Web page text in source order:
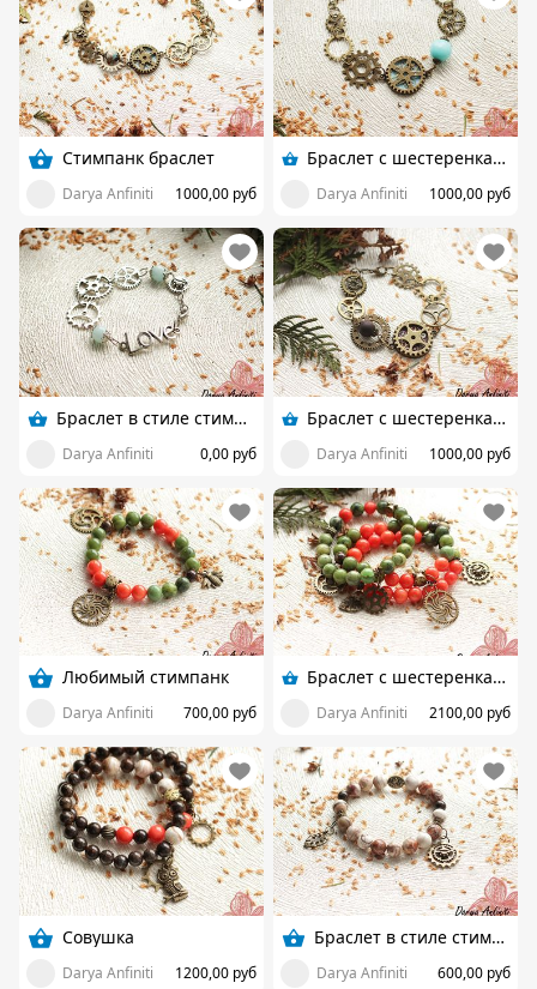
Стимпанк браслет
Darya Anfiniti 1000,00 руб
Браслет с шестеренками, стимпанк
Darya Anfiniti 1000,00 руб
Браслет в стиле стимпанк Love
Darya Anfiniti 0,00 руб
Браслет с шестеренками, стимпанк
Darya Anfiniti 1000,00 руб
Любимый стимпанк
Darya Anfiniti 700,00 руб
Браслет с шестеренками, стимпанк
Darya Anfiniti 2100,00 руб
Совушка
Darya Anfiniti 1200,00 руб
Браслет в стиле стимпанк
Darya Anfiniti 600,00 руб